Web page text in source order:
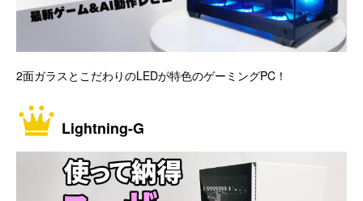
2面ガラスとこだわりのLEDが特色のゲーミングPC！
Lightning-G